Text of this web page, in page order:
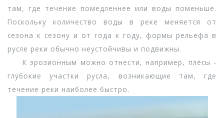
там, где течение помедленнее или воды поменьше.
Поскольку количество воды в реке меняется от
сезона к сезону и от года к году, формы рельефа в
русле реки обычно неустойчивы и подвижны.
К эрозионным можно отнести, например, плёсы -
глубокие участки русла, возникающие там, где
течение реки наиболее быстро.